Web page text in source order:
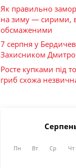
Як правильно
на зиму — сирими,
обсмаженими
7 серпня у
Захисником
Росте купками під
гриб схожа
Пн Вт Ср Чт